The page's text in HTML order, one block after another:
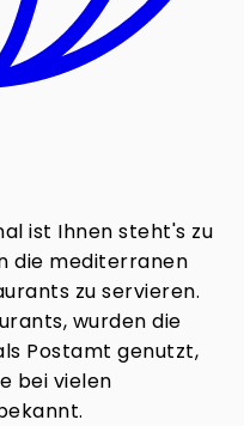
ist Ihnen steht's zu
die mediterranen
zu servieren.
wurden die
Postamt genutzt,
bei vielen